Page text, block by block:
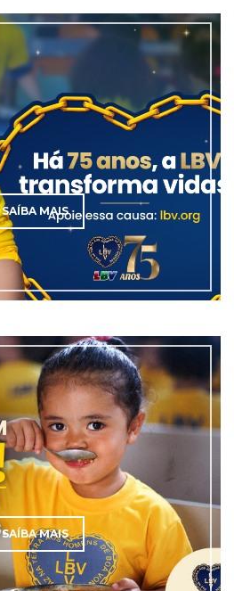
SAÍBA MAIS
SAÍBA MAIS